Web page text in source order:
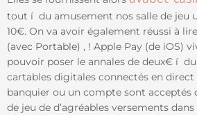
tout í du amusement nos salle de jeu
10€. On va avoir également réussi à
(avec Portable) , ! Apple Pay (de iOS)
pouvoir poser le annales de deux€ í du
cartables digitales connectés en
banquier ou un compte sont acceptés
de jeu de d’agréables versements